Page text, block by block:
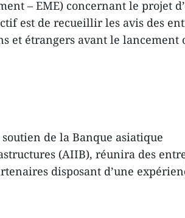
– EME) concernant le projet
est de recueillir les avis des
et étrangers avant le lancement
de la Banque asiatique
(AIIB), réunira des
disposant d’une